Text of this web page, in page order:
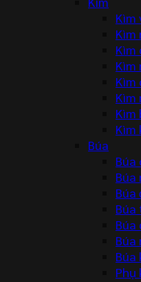
Kìm
Kìm
Kìm
Kìm
Kìm
Kìm
Kìm
Kìm
Búa
Búa
Búa
Búa
Búa
Búa
Búa
Búa
Phụ